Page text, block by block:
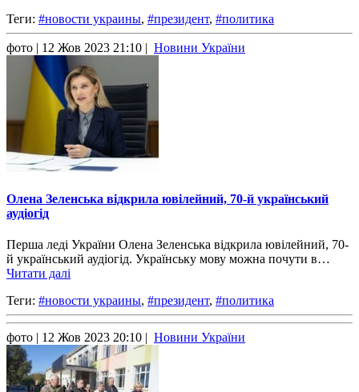
Теги: #новости украины, #президент, #политика
фото | 12 Жов 2023 21:10 | Новини України
Олена Зеленська відкрила ювілейний, 70-й український
аудіогід
Перша леді України Олена Зеленська відкрила ювілейний, 70-
й український аудіогід. Українську мову можна почути в…
Читати далі
Теги: #новости украины, #президент, #политика
фото | 12 Жов 2023 20:10 | Новини України